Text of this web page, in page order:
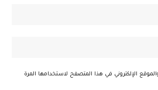
الإلكتروني في هذا المتصفح لاستخدامها المرة